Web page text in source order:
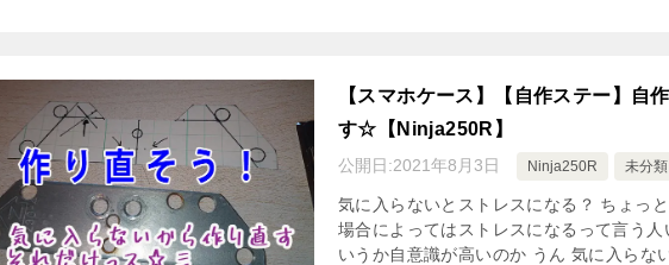
【スマホケース】【自作ステー】
す☆【Ninja250R】
公開日:2021年8月3日 Ninja250R 未分類
気に入らないとストレスになる？ ちょっ
場合によってはストレスになるって言う
いうか自意識が高いのか うん 気に入ら